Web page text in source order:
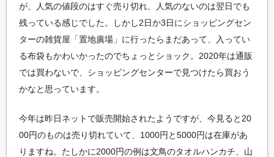
が、人気の値段のはすぐ売り切れ、人気のないのは翌日でも
残っている感じでした。しかし2日か3日にショッピングセン
ターの雑貨屋「置地廣場」に行ったらまだあって、入ってい
る布袋もかわいかったのでちょっとショック。2020年は通販
では買わないで、ショッピングセンターで見つけたら買おう
かなと思っています。
今年は昨日ネットで販売開始されたようですが、今見ると20
00円のものは売り切れていて、1000円と5000円は在庫があ
りますね。たしかに2000円の例は文鳥のタオルハンカチ、山